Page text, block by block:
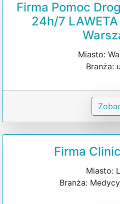
Firma Pomoc
24h/7 LAWETA
Miasto:
Branża:
Firma
Miasto:
Branża: